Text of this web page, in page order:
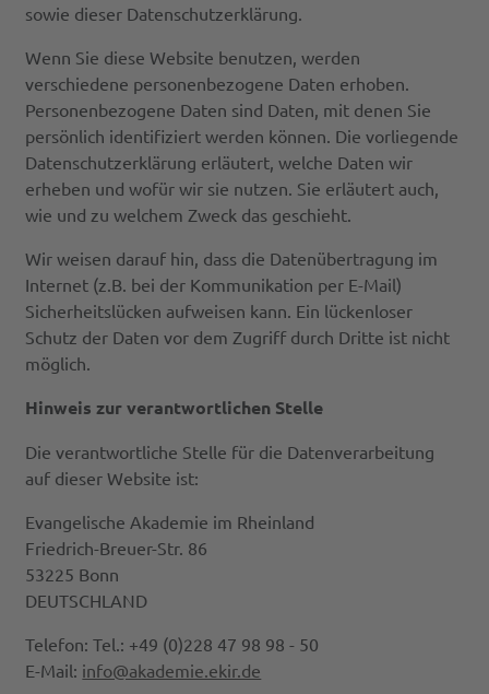
sowie dieser Datenschutzerklärung.
Wenn Sie diese Website benutzen, werden
verschiedene personenbezogene Daten erhoben.
Personenbezogene Daten sind Daten, mit denen Sie
persönlich identifiziert werden können. Die vorliegende
Datenschutzerklärung erläutert, welche Daten wir
erheben und wofür wir sie nutzen. Sie erläutert auch,
wie und zu welchem Zweck das geschieht.
Wir weisen darauf hin, dass die Datenübertragung im
Internet (z.B. bei der Kommunikation per E-Mail)
Sicherheitslücken aufweisen kann. Ein lückenloser
Schutz der Daten vor dem Zugriff durch Dritte ist nicht
möglich.
Hinweis zur verantwortlichen Stelle
Die verantwortliche Stelle für die Datenverarbeitung
auf dieser Website ist:
Evangelische Akademie im Rheinland
Friedrich-Breuer-Str. 86
53225 Bonn
DEUTSCHLAND
Telefon: Tel.: +49 (0)228 47 98 98 - 50
E-Mail: info@akademie.ekir.de